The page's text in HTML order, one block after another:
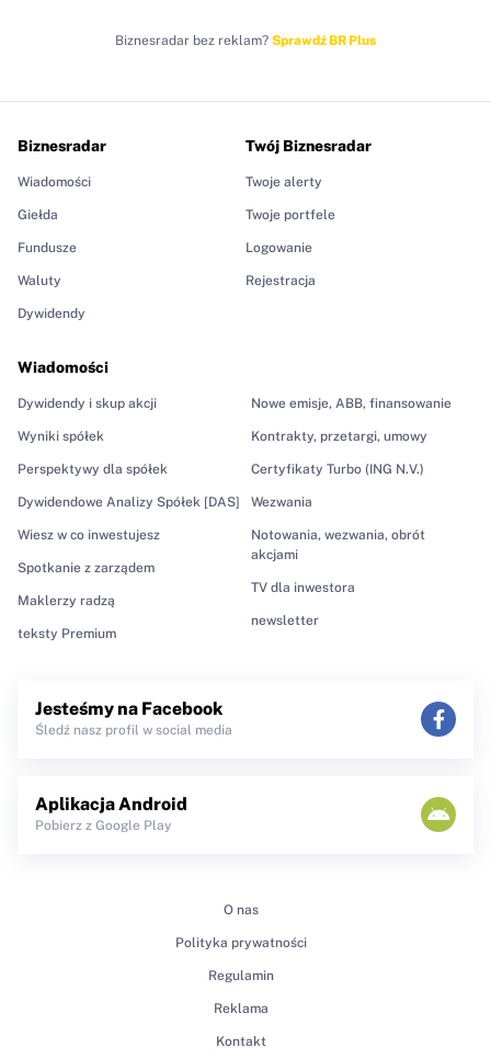
Biznesradar bez reklam? Sprawdź BR Plus
Biznesradar
Wiadomości
Giełda
Fundusze
Waluty
Dywidendy
Wiadomości
Dywidendy i skup akcji
Wyniki spółek
Perspektywy dla spółek
Dywidendowe Analizy Spółek [DAS]
Wiesz w co inwestujesz
Spotkanie z zarządem
Maklerzy radzą
teksty Premium
Nowe emisje, ABB, finansowanie
Kontrakty, przetargi, umowy
Certyfikaty Turbo (ING N.V.)
Wezwania
Notowania, wezwania, obrót
akcjami
TV dla inwestora
newsletter
Twój Biznesradar
Twoje alerty
Twoje portfele
Logowanie
Rejestracja
Jesteśmy na Facebook
Śledź nasz profil w social media
Aplikacja Android
Pobierz z Google Play
O nas
Polityka prywatności
Regulamin
Reklama
Kontakt